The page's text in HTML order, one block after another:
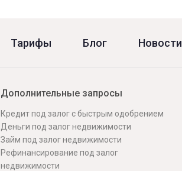
Тарифы Блог Новости
Дополнительные запросы
Кредит под залог с быстрым одобрением
Деньги под залог недвижимости
Займ под залог недвижимости
Рефинансирование под залог
недвижимости